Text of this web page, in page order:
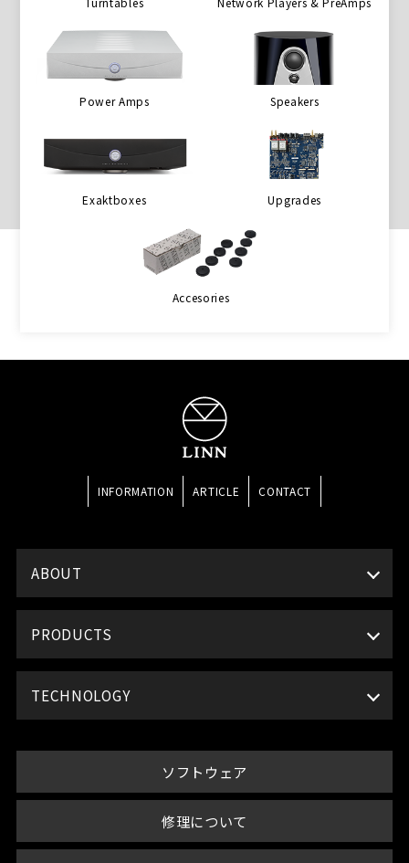
Power Amps Speakers
Exaktboxes Upgrades
Accesories
INFORMATION ARTICLE CONTACT
ABOUT
PRODUCTS
TECHNOLOGY
ソフトウェア
修理について